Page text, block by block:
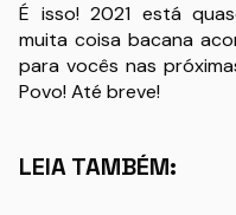
É isso! 2021 está
muita coisa bacana
para vocês nas
Povo! Até breve!
LEIA TAMBÉM: